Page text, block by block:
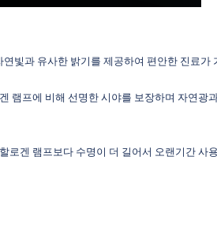
연빛과 유사한 밝기를 제공하여 편안한 진료가
램프에 비해 선명한 시야를 보장하며 자연광
로겐 램프보다 수명이 더 길어서 오랜기간 사